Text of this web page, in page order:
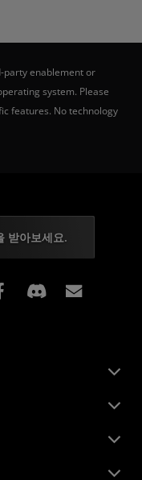
party enablement or
system. Please
features. No technology
받아보세요.
Facebook